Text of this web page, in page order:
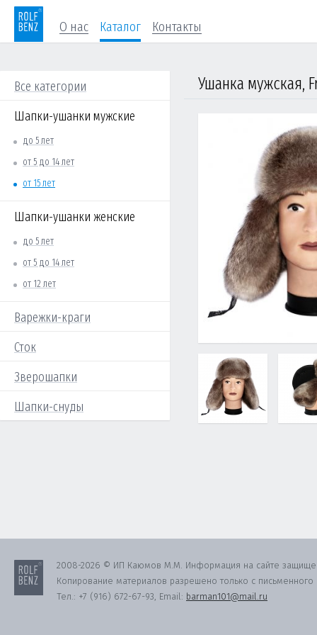
О нас Каталог Контакты
Все категории
Шапки-ушанки мужские
до 5 лет
от 5 до 14 лет
от 15 лет
Шапки-ушанки женские
до 5 лет
от 5 до 14 лет
от 12 лет
Варежки-краги
Сток
Зверошапки
Шапки-снуды
Ушанка мужская,
2008-2026 © ИП Каюмов М.М. Информация на сайте
Копирование материалов разрешено только с письменного
Тел.: +7 (916) 672-67-93, Email: barman101@mail.ru